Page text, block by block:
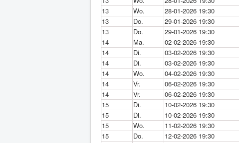
13
Wo. 28-01-2026 19:30
13
Do. 29-01-2026 19:30
13
Do. 29-01-2026 19:30
14
Ma. 02-02-2026 19:30
14
Di. 03-02-2026 19:30
14
Di. 03-02-2026 19:30
14
Wo. 04-02-2026 19:30
14
Vr. 06-02-2026 19:30
14
Vr. 06-02-2026 19:30
15
Di. 10-02-2026 19:30
15
Di. 10-02-2026 19:30
15
Wo. 11-02-2026 19:30
15
Do. 12-02-2026 19:30